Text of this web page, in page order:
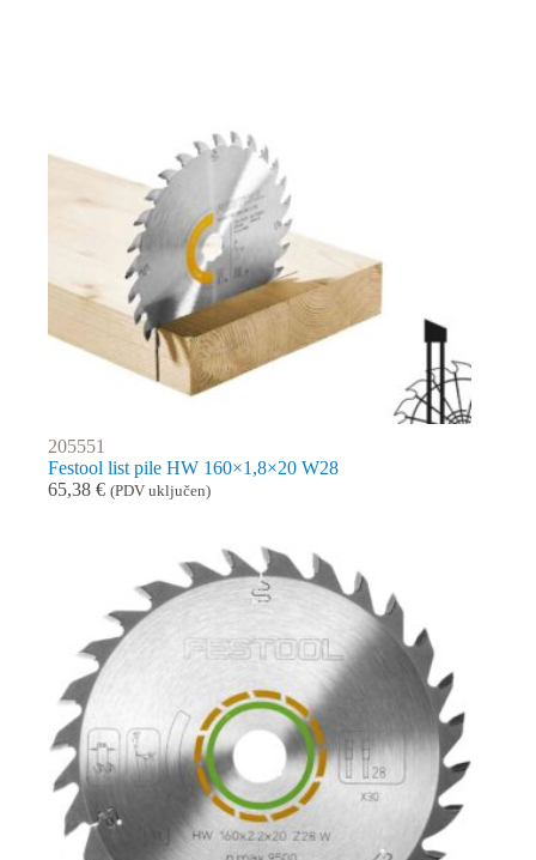
205551
Festool list pile HW 160×1,8×20 W28
65,38 € (PDV uključen)